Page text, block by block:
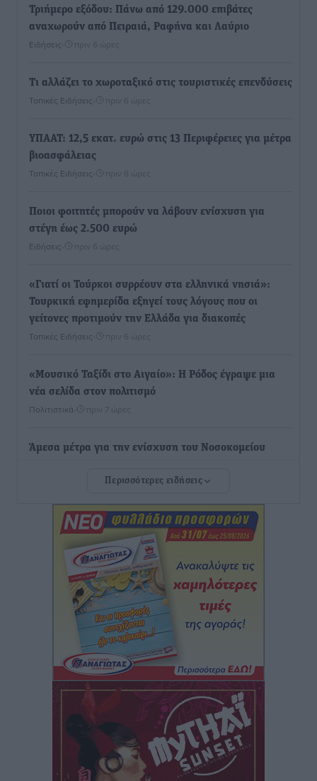
Τριήμερο εξόδου: Πάνω από 129.000 επιβάτες
αναχωρούν από Πειραιά, Ραφήνα και Λαύριο
Ειδήσεις πριν 6 ώρες
Τι αλλάζει το χωροταξικό στις τουριστικές επενδύσεις
Τοπικές Ειδήσεις πριν 6 ώρες
ΥΠΑΑΤ: 12,5 εκατ. ευρώ στις 13 Περιφέρειες για μέτρα
βιοασφάλειας
Τοπικές Ειδήσεις πριν 6 ώρες
Ποιοι φοιτητές μπορούν να λάβουν ενίσχυση για
στέγη έως 2.500 ευρώ
Ειδήσεις πριν 6 ώρες
«Γιατί οι Τούρκοι συρρέουν στα ελληνικά νησιά»:
Τουρκική εφημερίδα εξηγεί τους λόγους που οι
γείτονες προτιμούν την Ελλάδα για διακοπές
Τοπικές Ειδήσεις πριν 6 ώρες
«Μουσικό Ταξίδι στο Αιγαίο»: Η Ρόδος έγραψε μια
νέα σελίδα στον πολιτισμό
Πολιτιστικά πριν 7 ώρες
Άμεσα μέτρα για την ενίσχυση του Νοσοκομείου
ανακοίνωσε ο Άδωνις Γεωργιάδης
Iατρικός Σύλλογος Ροδου προς Α. Γεωργιάδη:
Στρατηγικές Προτάσεις για την Ενίσχυση της
Δημόσιας Υγείας στη Νησιωτική Ελλάδα και στα
Νοσοκομεία της Γ΄ Ζώνης
Τοπικές Ειδήσεις πριν 7 ώρες
Πάνθηρες: Ξεκίνησαν αισιόδοξοι για την παρθενική
“πτήση” τους
Αθλητικά• πριν 7 ώρες
Άρης Αρχαγγέλου: Στο πλευρό του άτυχου Ιάκωβου
πριν 7 ώρες
Περισσότερες ειδήσεις